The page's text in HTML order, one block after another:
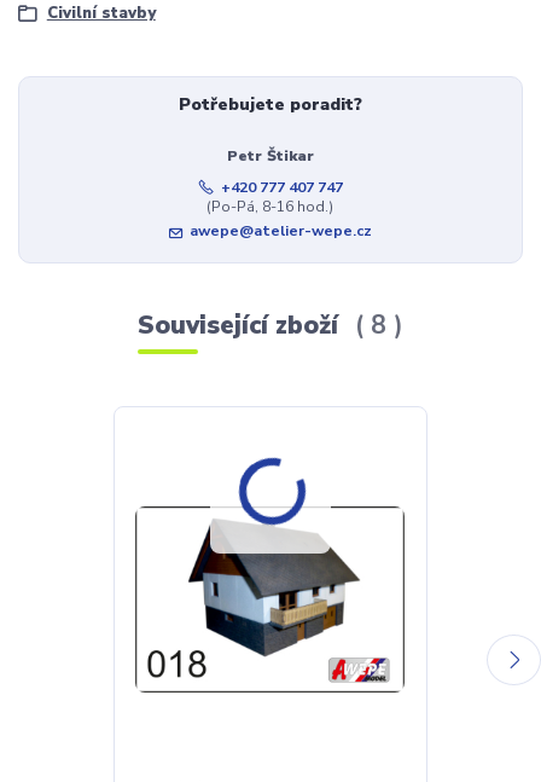
Civilní stavby
Potřebujete poradit?
Petr Štikar
+420 777 407 747
(Po-Pá, 8-16 hod.)
awepe@atelier-wepe.cz
Související zboží 8